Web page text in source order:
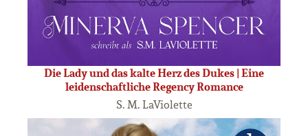
Die Lady und das kalte Herz des Dukes | Eine
leidenschaftliche Regency Romance
S. M. LaViolette